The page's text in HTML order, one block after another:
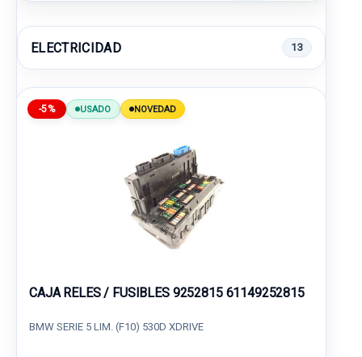
ELECTRICIDAD 13
-5% USADO NOVEDAD
CAJA RELES / FUSIBLES 9252815 61149252815
BMW SERIE 5 LIM. (F10) 530D XDRIVE